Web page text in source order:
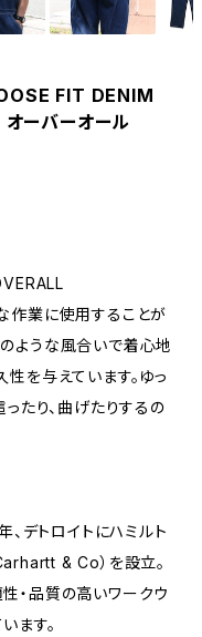
FIT DENIM
ーバーオール
作業に使用することが
ような風合いで着心地
を与えています。ゆっ
ったり、曲げたりするの
、デトロイトにハミルト
& Co）を設立。
・品質の高いワークウ
ます。